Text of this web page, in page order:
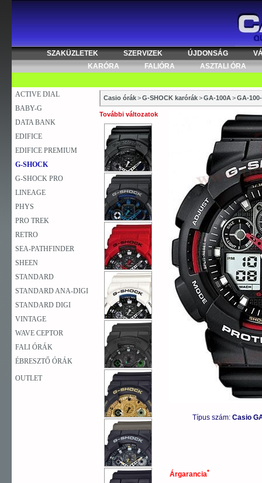
SZAKÜZLETEK SZERVIZEK ÚJDONSÁG
KARÓRA
FALIÓRA ASZTALI ÓRA
ACTIVE DIAL
BABY-G
DATA BANK
EDIFICE
EDIFICE PREMIUM
G-SHOCK
G-SHOCK PRO
LINEAGE
PHYS
PRO TREK
RETRO
SEA-PATHFINDER
SHEEN
STANDARD
STANDARD ANA-DIGI
STANDARD DIGI
VINTAGE
WAVE CEPTOR
FALI ÓRÁK
ÉBRESZTŐ ÓRÁK
OUTLET
Casio órák>G-SHOCK karórák>GA-100A>GA-
További változatok
Típus szám: Casio
Árgarancia*